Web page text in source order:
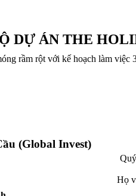
DỰ ÁN THE
rầm rột với kế hoạch làm việc
(Global Invest)
Họ